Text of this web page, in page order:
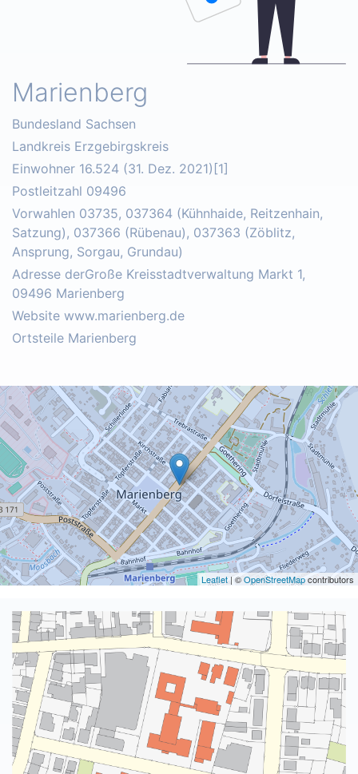
Marienberg
Bundesland Sachsen
Landkreis Erzgebirgskreis
Einwohner 16.524 (31. Dez. 2021)[1]
Postleitzahl 09496
Vorwahlen 03735, 037364 (Kühnhaide, Reitzenhain,
Satzung), 037366 (Rübenau), 037363 (Zöblitz,
Ansprung, Sorgau, Grundau)
Adresse derGroße Kreisstadtverwaltung Markt 1,
09496 Marienberg
Website www.marienberg.de
Ortsteile Marienberg
Leaflet | ©OpenStreetMapcontributors